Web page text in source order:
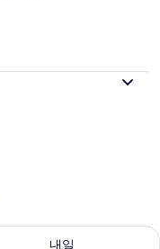
8일
내일
약 가능 여부 확인, 8월